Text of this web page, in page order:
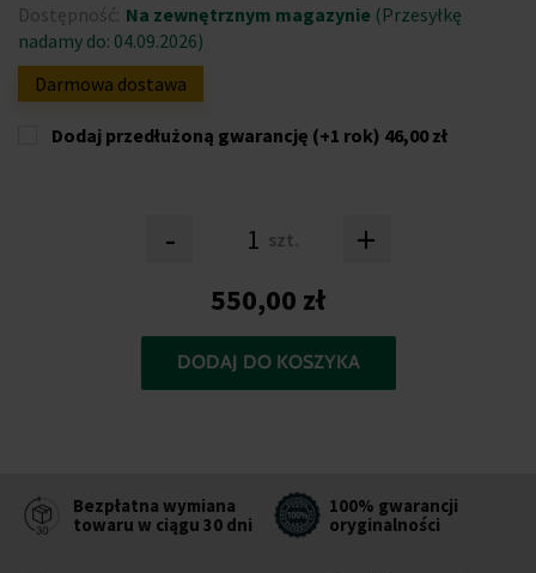
Dostępność: Na zewnętrznym magazynie (Przesyłkę
nadamy do: 04.09.2026)
Darmowa dostawa
Dodaj przedłużoną gwarancję (+1 rok) 46,00 zł
- szt. +
550,00 zł
DODAJ DO KOSZYKA
Bezpłatna wymiana
towaru w ciągu 30 dni
100% gwarancji
oryginalności